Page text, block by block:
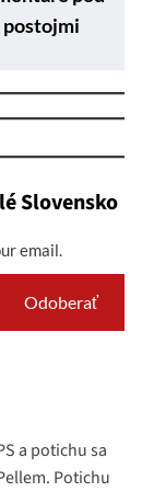
postojmi
Slovensko
email.
Odoberať
a potichu sa
Potichu